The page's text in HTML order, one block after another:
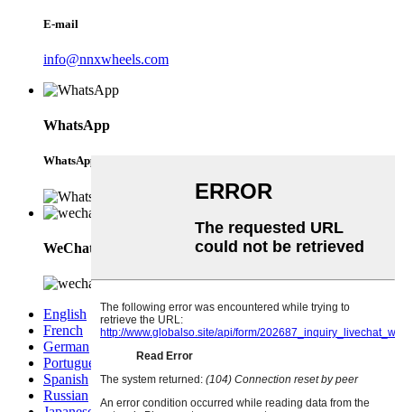
E-mail
info@nnxwheels.com
WhatsApp
WhatsApp
WeChat
English
French
German
Portuguese
Spanish
Russian